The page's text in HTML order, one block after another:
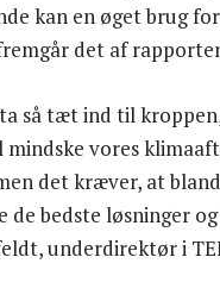
kan en øget brug
det af
så tæt ind til
vores
det kræver, at
de bedste løsninger
underdirektør i